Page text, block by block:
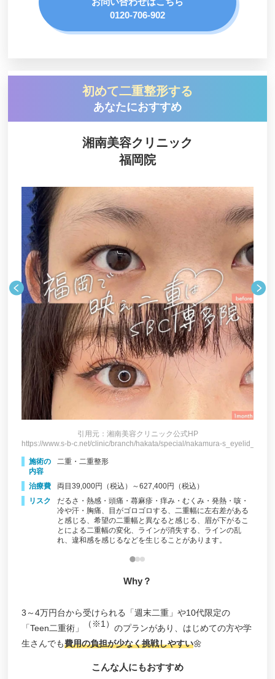
あやべクリニック
ブリスクリニック
ベテルクリニック
一番街総合診療所
おおた整形クリニック
パールスキンクリニック天神
城本クリニック福岡院
ゼティスビューティークリニック（Zetith Beauty
Clinic）
原口クリニック
アーティスクリニック博多院
国際美容外科 ※閉院
飯尾形成外科クリニック
品川美容外科福岡院
オルタ天神クリニック
ジェイドクリニック（Jade Clinic）
みやびクリニック
A CLINIC 福岡
X CLINIC（エックスクリニック）
ひまりクリニック
まさあき耳鼻咽喉科と美容のクリニック
共立美容外科福岡院
箱崎どいクリニック
湘南美容外科福岡院
フォンタナクリニック天神
藤野クリニック
GRACIA CLINIC（グラシア クリニック）
0120-706-902
初めて二重整形する
あなたにおすすめ
湘南美容クリニック
福岡院
引用元：湘南美容クリニック公式HP
https://www.s-b-c.net/clinic/branch/hakata/special/nakamura-
施術の
内容
二重・二重整形
治療費
両目39,000円（税込）～627,400円（税込）
リスク
だるさ・熱感・頭痛・蕁麻疹・痒み・むくみ・発熱・咳・
冷や汗・胸痛、目がゴロゴロする、二重幅に左右差がある
と感じる、希望の二重幅と異なると感じる、眉が下がるこ
とによる二重幅の変化、ラインが消失する、ラインの乱
れ、違和感を感じるなどを生じることがあります。
Why？
3～4万円台から受けられる「週末二重」や10代限定の
「Teen二重術」
（※1） のプランがあり、はじめての方や学
生さんでも費用の負担が少なく挑戦しやすい🌼
こんな人にもおすすめ